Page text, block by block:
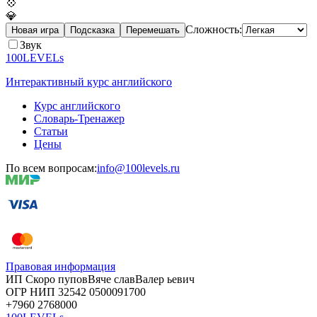
💠
💎
Новая игра Подсказка Перемешать Сложность:
Звук
100LEVELs
Интерактивный курс английского
Курс английского
Словарь-Тренажер
Статьи
Цены
По всем вопросам:info@100levels.ru
Правовая информация
ИП Скоро пуповВяче славВалер ьевич
ОГР НИП 32542 0500091700
+7960 2768000